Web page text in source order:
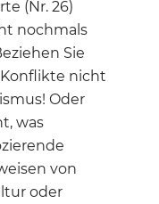
(Nr. 26)
nochmals
Sie
nicht
Oder
was
von
oder